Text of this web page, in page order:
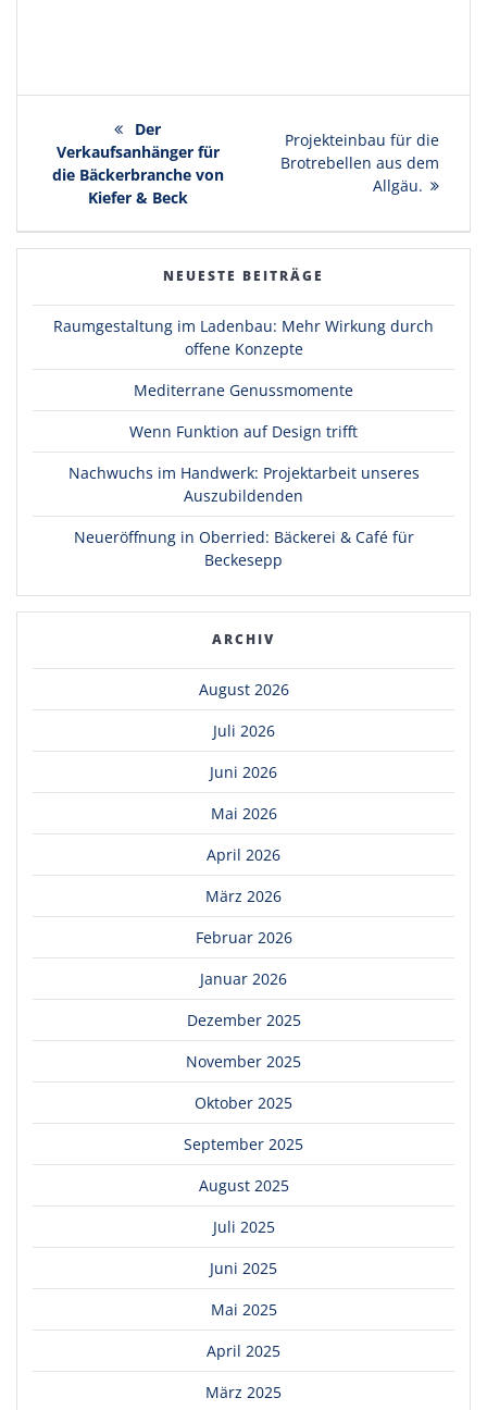
Beitragsnavigation
Vorheriger
Beitrag:
Der
Verkaufsanhänger für
die Bäckerbranche von
Kiefer & Beck
Nächster
Beitrag:
Projekteinbau für die
Brotrebellen aus dem
Allgäu.
NEUESTE BEITRÄGE
Raumgestaltung im Ladenbau: Mehr Wirkung durch
offene Konzepte
Mediterrane Genussmomente
Wenn Funktion auf Design trifft
Nachwuchs im Handwerk: Projektarbeit unseres
Auszubildenden
Neueröffnung in Oberried: Bäckerei & Café für
Beckesepp
ARCHIV
August 2026
Juli 2026
Juni 2026
Mai 2026
April 2026
März 2026
Februar 2026
Januar 2026
Dezember 2025
November 2025
Oktober 2025
September 2025
August 2025
Juli 2025
Juni 2025
Mai 2025
April 2025
März 2025